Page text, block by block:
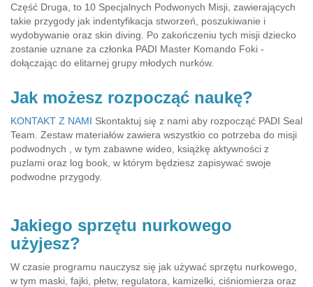
Część Druga, to 10 Specjalnych Podwonych Misji, zawierających
takie przygody jak indentyfikacja stworzeń, poszukiwanie i
wydobywanie oraz skin diving. Po zakończeniu tych misji dziecko
zostanie uznane za członka PADI Master Komando Foki -
dołączając do elitarnej grupy młodych nurków.
Jak możesz rozpocząć naukę?
KONTAKT Z NAMI Skontaktuj się z nami aby rozpocząć PADI Seal
Team. Zestaw materiałów zawiera wszystkio co potrzeba do misji
podwodnych , w tym zabawne wideo, książkę aktywności z
puzlami oraz log book, w którym będziesz zapisywać swoje
podwodne przygody.
Jakiego sprzętu nurkowego
użyjesz?
W czasie programu nauczysz się jak używać sprzętu nurkowego,
w tym maski, fajki, płetw, regulatora, kamizelki, ciśniomierza oraz